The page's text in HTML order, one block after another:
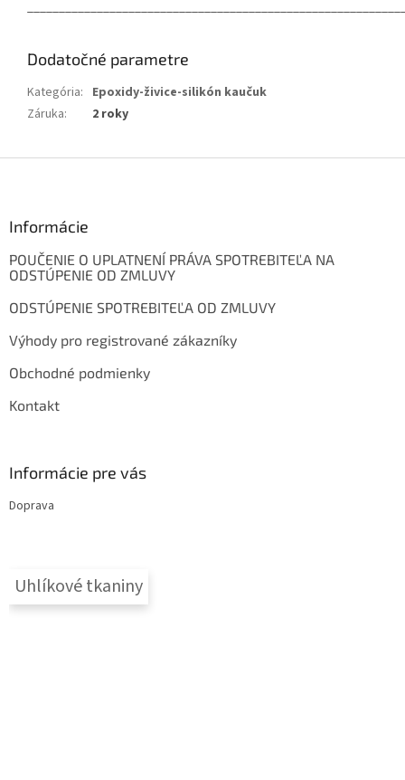
Dodatočné parametre
Kategória: Epoxidy-živice-silikón kaučuk
Záruka: 2 roky
Informácie
POUČENIE O UPLATNENÍ PRÁVA SPOTREBITEĽA NA
ODSTÚPENIE OD ZMLUVY
ODSTÚPENIE SPOTREBITEĽA OD ZMLUVY
Výhody pro registrované zákazníky
Obchodné podmienky
Kontakt
Informácie pre vás
Doprava
Uhlíkové tkaniny